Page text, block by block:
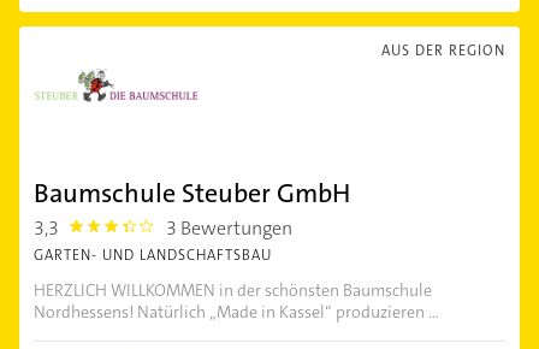
AUS DER REGION
Baumschule Steuber GmbH
3,3 3.3 3 Bewertungen
GARTEN- UND LANDSCHAFTSBAU
HERZLICH WILLKOMMEN in der schönsten Baumschule
Nordhessens! Natürlich „Made in Kassel“ produzieren ...